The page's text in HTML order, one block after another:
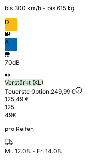
bis 300 km⁠/⁠h - bis 615 kg
D
A
70dB
Verstärkt (XL)
Teuerste Option:249,99 €
125,49 €
125
49€
pro Reifen
Mi. 12.08. - Fr. 14.08.